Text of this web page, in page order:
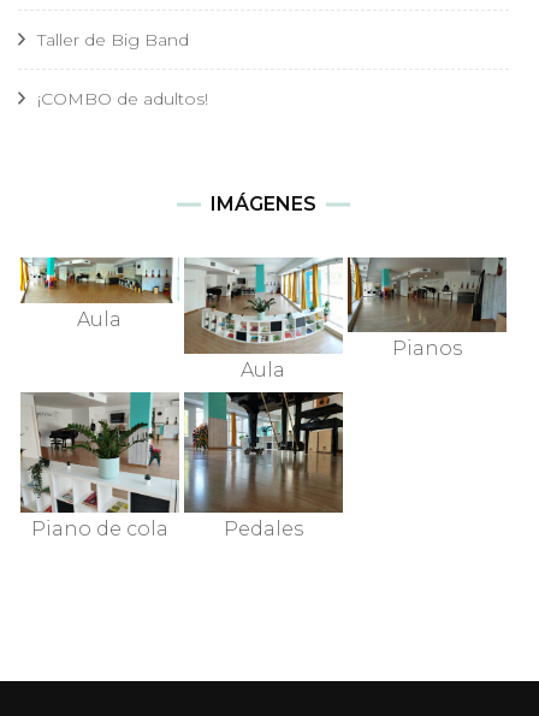
Taller de Big Band
¡COMBO de adultos!
IMÁGENES
Aula
Aula
Pianos
Piano de cola Pedales